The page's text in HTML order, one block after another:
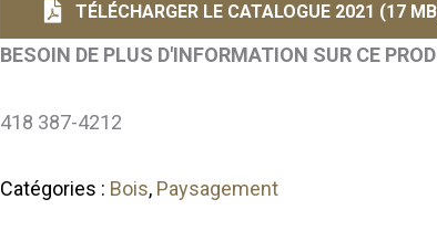
TÉLÉCHARGER LE CATALOGUE 2021 (17
BESOIN DE PLUS D'INFORMATION SUR CE
418 387-4212
Catégories : Bois, Paysagement